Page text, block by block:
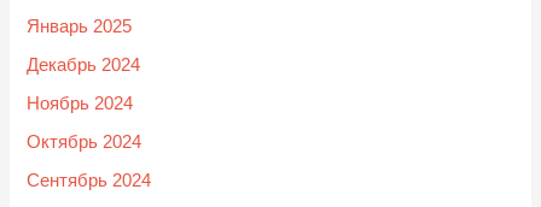
Январь 2025
Декабрь 2024
Ноябрь 2024
Октябрь 2024
Сентябрь 2024